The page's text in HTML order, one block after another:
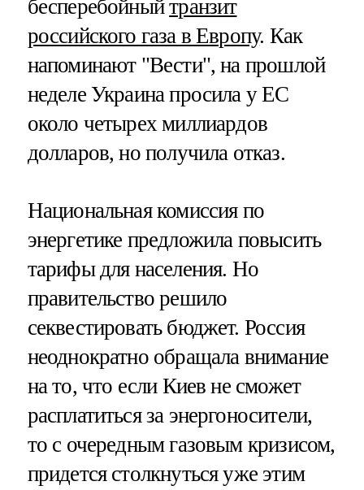
бесперебойныйтранзит
российского газа в Европу. Как
напоминают "Вести", на прошлой
неделе Украина просила у ЕС
около четырех миллиардов
долларов, но получила отказ.
Национальная комиссия по
энергетике предложила повысить
тарифы для населения. Но
правительство решило
секвестировать бюджет. Россия
неоднократно обращала внимание
на то, что если Киев не сможет
расплатиться за энергоносители,
то с очередным газовым кризисом,
придется столкнуться уже этим